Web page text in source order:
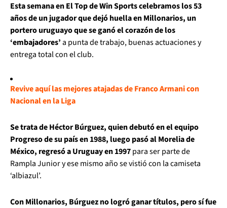
Esta semana en El Top de Win Sports celebramos los 53
años de un jugador que dejó huella en Millonarios, un
portero uruguayo que se ganó el corazón de los
‘embajadores’a punta de trabajo, buenas actuaciones y
entrega total con el club.
Revive aquí las mejores atajadas de Franco Armani con
Nacional en la Liga
Se trata de Héctor Búrguez, quien debutó en el equipo
Progreso de su país en 1988, luego pasó al Morelia de
México, regresó a Uruguay en 1997para ser parte de
Rampla Junior y ese mismo año se vistió con la camiseta
‘albiazul’.
Con Millonarios, Búrguez no logró ganar títulos, pero sí fue